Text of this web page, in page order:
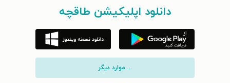
دانلود اپلیکیشن طاقچه
... موارد دیگر